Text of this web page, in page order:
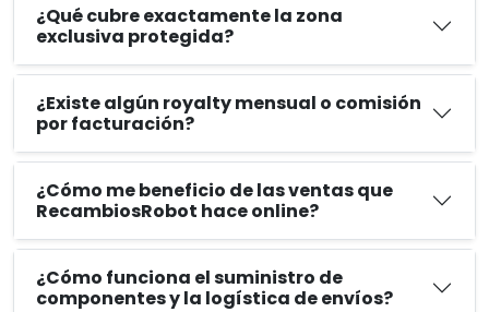
¿Qué cubre exactamente la zona
exclusiva protegida?
¿Existe algún royalty mensual o comisión
por facturación?
¿Cómo me beneficio de las ventas que
RecambiosRobot hace online?
¿Cómo funciona el suministro de
componentes y la logística de envíos?